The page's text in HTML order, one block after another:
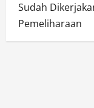
Sudah
Pemeliharaan